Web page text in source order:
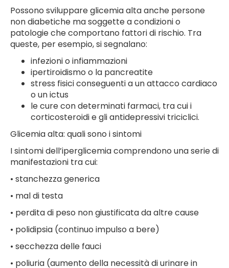
Possono sviluppare glicemia alta anche persone
non diabetiche ma soggette a condizioni o
patologie che comportano fattori di rischio. Tra
queste, per esempio, si segnalano:
infezioni o infiammazioni
ipertiroidismo o la pancreatite
stress fisici conseguenti a un attacco cardiaco
o un ictus
le cure con determinati farmaci, tra cui i
corticosteroidi e gli antidepressivi triciclici.
Glicemia alta: quali sono i sintomi
I sintomi dell’iperglicemia comprendono una serie di
manifestazioni tra cui:
• stanchezza generica
• mal di testa
• perdita di peso non giustificata da altre cause
• polidipsia (continuo impulso a bere)
• secchezza delle fauci
• poliuria (aumento della necessità di urinare in